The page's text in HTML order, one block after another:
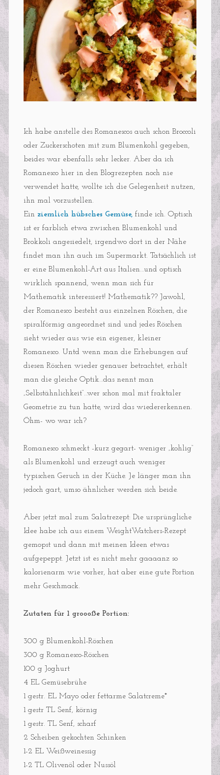
Ich habe anstelle des Romanescos auch schon Broccoli
oder Zuckerschoten mit zum Blumenkohl gegeben,
beides war ebenfalls sehr lecker. Aber da ich
Romanesco hier in den Blogrezepten noch nie
verwendet hatte, wollte ich die Gelegenheit nutzen,
ihn mal vorzustellen.
Ein ziemlich hübsches Gemüse,finde ich. Optisch
ist er farblich etwa zwischen Blumenkohl und
Brokkoli angesiedelt, irgendwo dort in der Nähe
findet man ihn auch im Supermarkt. Tatsächlich ist
er eine Blumenkohl-Art aus Italien…und optisch
wirklich spannend, wenn man sich für
Mathematik interessiert! Mathematik?? Jawohl,
der Romanesco besteht aus einzelnen Röschen, die
spiralförmig angeordnet sind und jedes Röschen
sieht wieder aus wie ein eigener, kleiner
Romanesco. Untd wenn man die Erhebungen auf
diesen Röschen wieder genauer betrachtet, erhält
man die gleiche Optik…das nennt man
„Selbstähnlichkeit“…wer schon mal mit fraktaler
Geometrie zu tun hatte, wird das wiedererkennen.
Öhm- wo war ich?
Romanesco schmeckt -kurz gegart- weniger „kohlig“
als Blumenkohl und erzeugt auch weniger
typischen Geruch in der Küche. Je länger man ihn
jedoch gart, umso ähnlicher werden sich beide.
Aber jetzt mal zum Salatrezept: Die ursprüngliche
Idee habe ich aus einem WeightWatchers-Rezept
gemopst und dann mit meinen Ideen etwas
aufgepeppt. Jetzt ist es nicht mehr gaaaanz so
kalorienarm wie vorher, hat aber eine gute Portion
mehr Geschmack.
Zutaten für 1 groooße Portion:
300 g Blumenkohl-Röschen
300 g Romanesco-Röschen
100 g Joghurt
4 EL Gemüsebrühe
1 gestr. EL Mayo oder fettarme Salatcreme*
1 gestr TL Senf, körnig
1 gestr. TL Senf, scharf
2 Scheiben gekochten Schinken
1-2 EL Weißweinessig
1-2 TL Olivenöl oder Nussöl